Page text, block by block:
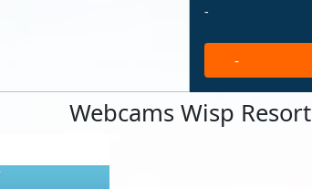
-
-
Webcams Wisp Resort